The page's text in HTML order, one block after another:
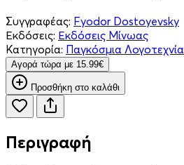
Συγγραφέας: Fyodor Dostoyevsky
Εκδόσεις: Εκδόσεις Μίνωας
Κατηγορία: Παγκόσμια Λογοτεχνία
Aγορά τώρα με 15.99€
Προσθήκη στο καλάθι
Περιγραφή